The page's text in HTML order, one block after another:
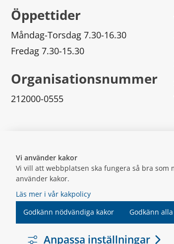
Vi använder kakor
Vi vill att webbplatsen ska fungera så bra
använder kakor.
Läs mer i vår kakpolicy
Godkänn nödvändiga kakor
Godkänn
Anpassa inställningar
Öppettider
Måndag-Torsdag 7.30-16.30
Fredag 7.30-15.30
Organisationsnummer
212000-0555